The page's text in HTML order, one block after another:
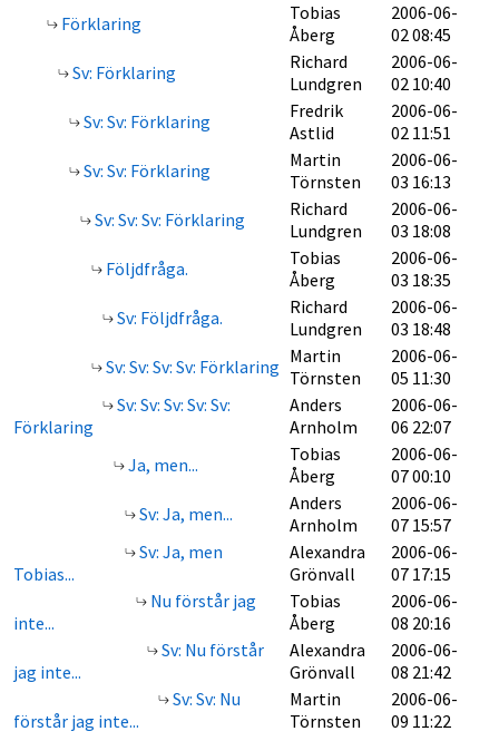
Förklaring
Tobias
Åberg
2006-06-
02 08:45
Sv: Förklaring
Richard
Lundgren
2006-06-
02 10:40
Sv: Sv: Förklaring
Fredrik
Astlid
2006-06-
02 11:51
Sv: Sv: Förklaring
Martin
Törnsten
2006-06-
03 16:13
Sv: Sv: Sv: Förklaring
Richard
Lundgren
2006-06-
03 18:08
Följdfråga.
Tobias
Åberg
2006-06-
03 18:35
Sv: Följdfråga.
Richard
Lundgren
2006-06-
03 18:48
Sv: Sv: Sv: Sv: Förklaring Martin
Törnsten
2006-06-
05 11:30
Sv: Sv: Sv: Sv: Sv:
Förklaring
Anders
Arnholm
2006-06-
06 22:07
Ja, men...
Tobias
Åberg
2006-06-
07 00:10
Sv: Ja, men...
Anders
Arnholm
2006-06-
07 15:57
Sv: Ja, men
Tobias...
Alexandra
Grönvall
2006-06-
07 17:15
Nu förstår jag
inte...
Tobias
Åberg
2006-06-
08 20:16
Sv: Nu förstår
jag inte...
Alexandra
Grönvall
2006-06-
08 21:42
Sv: Sv: Nu
förstår jag inte...
Martin
Törnsten
2006-06-
09 11:22